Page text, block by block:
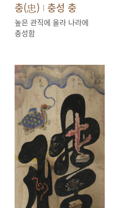
충(忠) | 충성 충
높은 관직에 올라 나라에
충성함